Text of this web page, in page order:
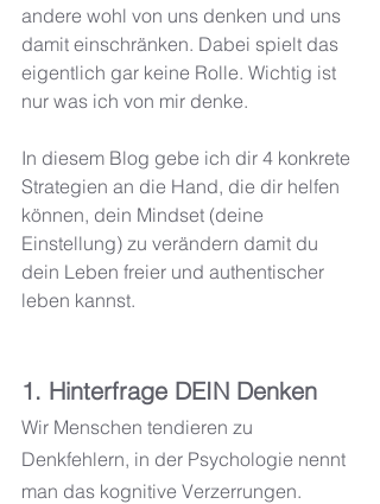
andere wohl von uns denken und uns
damit einschränken. Dabei spielt das
eigentlich gar keine Rolle. Wichtig ist
nur was ich von mir denke.
In diesem Blog gebe ich dir 4 konkrete
Strategien an die Hand, die dir helfen
können, dein Mindset (deine
Einstellung) zu verändern damit du
dein Leben freier und authentischer
leben kannst.
1. Hinterfrage DEIN Denken
Wir Menschen tendieren zu
Denkfehlern, in der Psychologie nennt
man das kognitive Verzerrungen.